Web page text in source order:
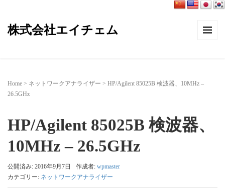
株式会社エイチェム
Home > ネットワークアナライザー > HP/Agilent 85025B 検波器、10MHz –
26.5GHz
HP/Agilent 85025B 検波器、
10MHz – 26.5GHz
公開済み: 2016年9月7日 作成者: wpmaster
カテゴリー: ネットワークアナライザー